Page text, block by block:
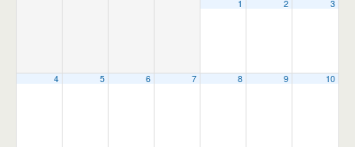
1 2 3
4 5 6 7 8 9 10